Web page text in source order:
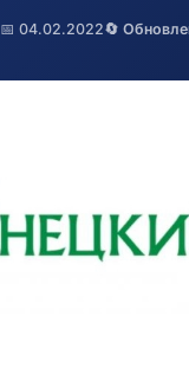
📅 04.02.2022🔄